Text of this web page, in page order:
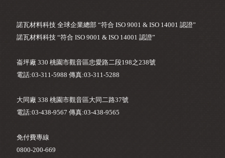
諾瓦材料科技 全球企業總部 “符合 ISO 9001 & ISO 14001 認證”
諾瓦材料科技 “符合 ISO 9001 & ISO 14001 認證”
崙坪廠 330 桃園市觀音區忠愛路二段198之238號
電話:03-311-5988 傳真:03-311-5288
大同廠 338 桃園市觀音區大同二路37號
電話:03-438-9567 傳真:03-438-9565
免付費專線
0800-200-669